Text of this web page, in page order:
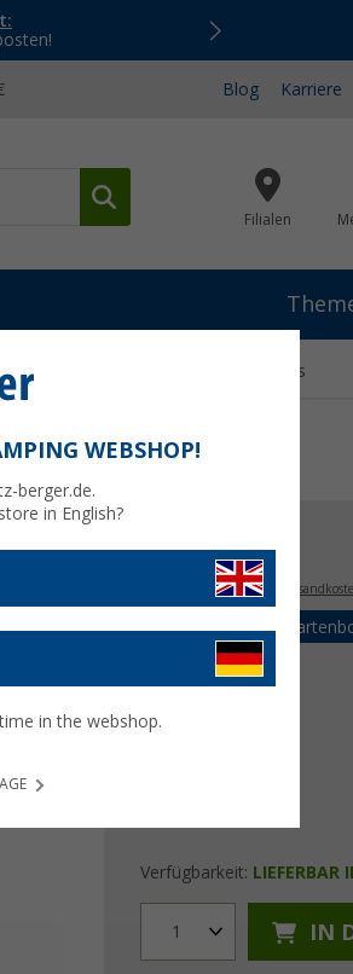
Blog Karriere
Filialen
Häfele Dauer-Magnetverschluss
4, €
Preise inkl. MwSt.,zzgl.
Bis zu 5%
Verfügbarkeit: LIEFERBAR
1 IN
WEBSHOP!
berger.de.
in English?
in the webshop.